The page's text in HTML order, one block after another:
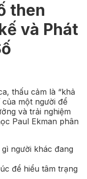
then
và Phát
thấu cảm là “khả
một người để
và trải nghiệm
Paul Ekman phân
người khác đang
để hiểu tâm trạng